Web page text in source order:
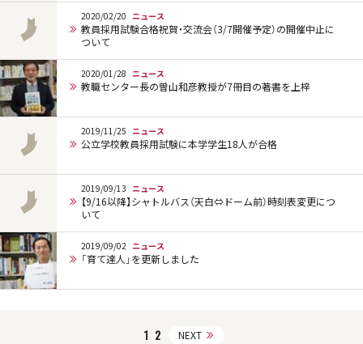
2020/02/20 ニュース
教員採用試験合格祝賀・交流会（3/7開催予定）の開催中止に
ついて
2020/01/28 ニュース
教職センター長の曽山和彦教授が7冊目の著書を上梓
2019/11/25 ニュース
公立学校教員採用試験に本学学生18人が合格
2019/09/13 ニュース
【9/16以降】シャトルバス（天白⇔ドーム前）時刻表変更につ
いて
2019/09/02 ニュース
「育て達人」を更新しました
1 2 NEXT